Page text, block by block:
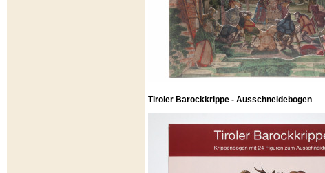
Tiroler Barockkrippe - Ausschneidebogen